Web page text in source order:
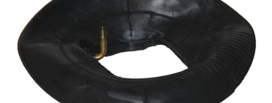
Zum Onlineshop in der Web Version